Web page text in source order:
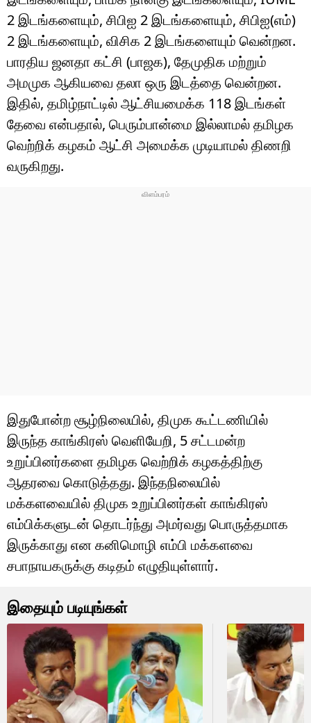
2 இடங்களையும், சிபிஐ 2 இடங்களையும், சிபிஐ(எம்)
2 இடங்களையும், விசிக 2 இடங்களையும் வென்றன.
பாரதிய ஜனதா கட்சி (பாஜக), தேமுதிக மற்றும்
அமமுக ஆகியவை தலா ஒரு இடத்தை வென்றன.
இதில், தமிழ்நாட்டில் ஆட்சியமைக்க 118 இடங்கள்
தேவை என்பதால், பெரும்பான்மை இல்லாமல் தமிழக
வெற்றிக் கழகம் ஆட்சி அமைக்க முடியாமல் திணறி
வருகிறது.
இதுபோன்ற சூழ்நிலையில், திமுக கூட்டணியில்
இருந்த காங்கிரஸ் வெளியேறி, 5 சட்டமன்ற
உறுப்பினர்களை தமிழக வெற்றிக் கழகத்திற்கு
ஆதரவை கொடுத்தது. இந்தநிலையில்
மக்களவையில் திமுக உறுப்பினர்கள் காங்கிரஸ்
எம்பிக்களுடன் தொடர்ந்து அமர்வது பொருத்தமாக
இருக்காது என கனிமொழி எம்பி மக்களவை
சபாநாயகருக்கு கடிதம் எழுதியுள்ளார்.
இதையும் படியுங்கள்